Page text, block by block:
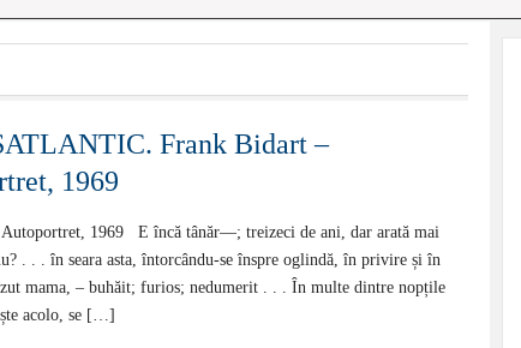
Frank Bidart –
1969
1969 E încă tânăr—; treizeci de ani, dar arată mai
. . . în seara asta, întorcându-se înspre oglindă, în privire și în
mama, – buhăit; furios; nedumerit . . . În multe dintre nopțile
acolo, se […]